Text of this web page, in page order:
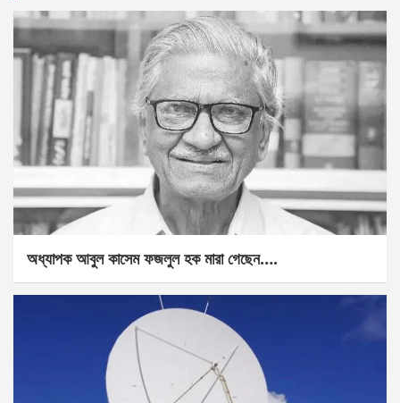
অধ্যাপক আবুল কাসেম ফজলুল হক মারা গেছেন….